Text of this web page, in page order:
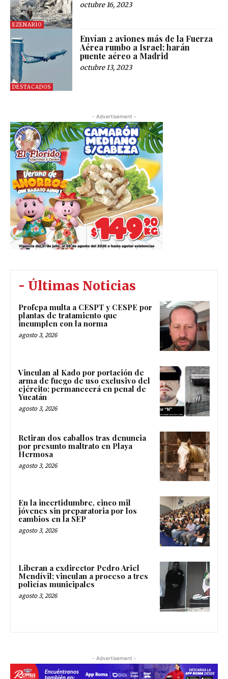
EZENARIO
octubre 16, 2023
DESTACADOS
Envían 2 aviones más de la Fuerza
Aérea rumbo a Israel; harán
puente aéreo a Madrid
octubre 13, 2023
- Advertisement -
- Últimas Noticias
Profepa multa a CESPT y CESPE por
plantas de tratamiento que
incumplen con la norma
agosto 3, 2026
Vinculan al Kado por portación de
arma de fuego de uso exclusivo del
ejército; permanecerá en penal de
Yucatán
agosto 3, 2026
Retiran dos caballos tras denuncia
por presunto maltrato en Playa
Hermosa
agosto 3, 2026
En la incertidumbre, cinco mil
jóvenes sin preparatoria por los
cambios en la SEP
agosto 3, 2026
Liberan a exdirector Pedro Ariel
Mendívil; vinculan a proceso a tres
policías municipales
agosto 3, 2026
- Advertisement -